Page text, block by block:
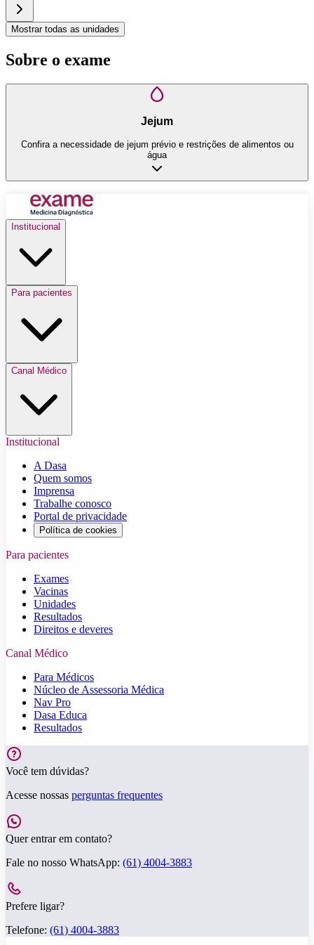
Mostrar todas as unidades
Sobre o exame
Jejum
Confira a necessidade de jejum prévio e restrições de alimentos ou
água
Institucional
Para pacientes
Canal Médico
Institucional
A Dasa
Quem somos
Imprensa
Trabalhe conosco
Portal de privacidade
Política de cookies
Para pacientes
Exames
Vacinas
Unidades
Resultados
Direitos e deveres
Canal Médico
Para Médicos
Núcleo de Assessoria Médica
Nav Pro
Dasa Educa
Resultados
Você tem dúvidas?
Acesse nossas perguntas frequentes
Quer entrar em contato?
Fale no nosso WhatsApp: (61) 4004-3883
Prefere ligar?
Telefone: (61) 4004-3883